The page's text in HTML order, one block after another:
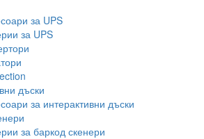
за UPS
за UPS
дъски
за интерактивни дъски
за баркод скенери